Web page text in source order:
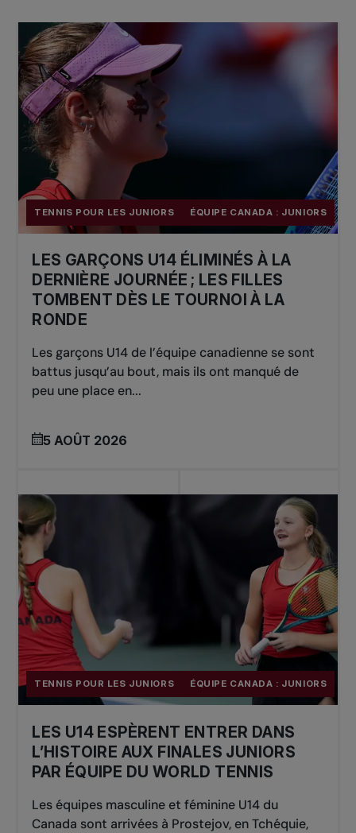
TENNIS POUR LES JUNIORS ÉQUIPE CANADA : JUNIORS
LES GARÇONS U14 ÉLIMINÉS À LA
DERNIÈRE JOURNÉE ; LES FILLES
TOMBENT DÈS LE TOURNOI À LA
RONDE
Les garçons U14 de l’équipe canadienne se sont
battus jusqu’au bout, mais ils ont manqué de
peu une place en...
5 AOÛT 2026
TENNIS POUR LES JUNIORS ÉQUIPE CANADA : JUNIORS
LES U14 ESPÈRENT ENTRER DANS
L’HISTOIRE AUX FINALES JUNIORS
PAR ÉQUIPE DU WORLD TENNIS
Les équipes masculine et féminine U14 du
Canada sont arrivées à Prostejov, en Tchéquie,